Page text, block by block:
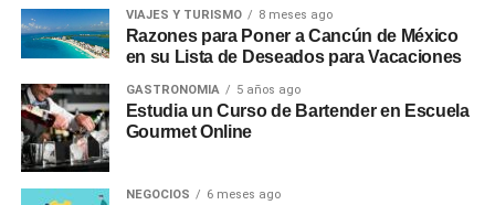
VIAJES Y TURISMO 8 meses ago
Razones para Poner a Cancún de México
en su Lista de Deseados para Vacaciones
GASTRONOMIA 5 años ago
Estudia un Curso de Bartender en Escuela
Gourmet Online
NEGOCIOS 6 meses ago